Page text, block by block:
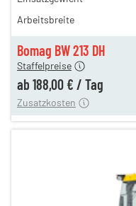
Bomag BW 213 DH
270,00 €
225,00 €
Staffelpreise
ab 188,00 € / Tag
12,00 €
Zusatzkosten
Arbeitsbreite